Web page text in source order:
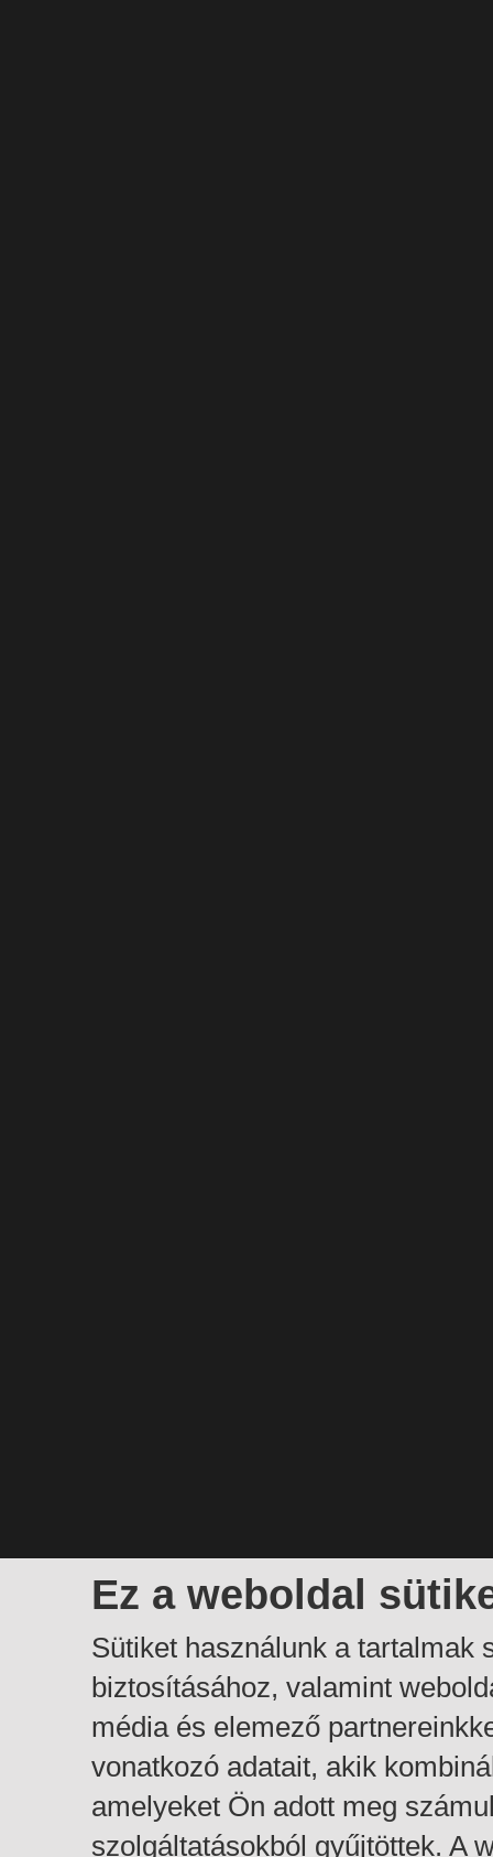
Ez a weboldal
Sütiket használunk a tartalmak
biztosításához, valamint
média és elemező
vonatkozó adatait, akik
amelyeket Ön adott meg
szolgáltatásokból gyűjtöttek. A